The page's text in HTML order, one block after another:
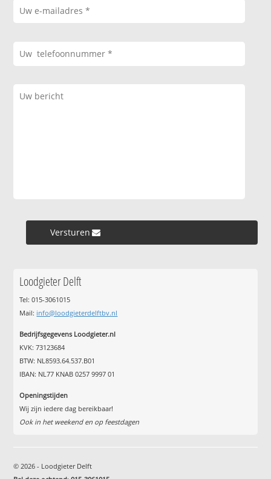
Versturen »
Loodgieter Delft
Tel: 015-3061015
Mail: info@loodgieterdelftbv.nl
Bedrijfsgegevens Loodgieter.nl
KVK: 73123684
BTW: NL8593.64.537.B01
IBAN: NL77 KNAB 0257 9997 01
Openingstijden
Wij zijn iedere dag bereikbaar!
Ook in het weekend en op feestdagen
© 2026 - Loodgieter Delft